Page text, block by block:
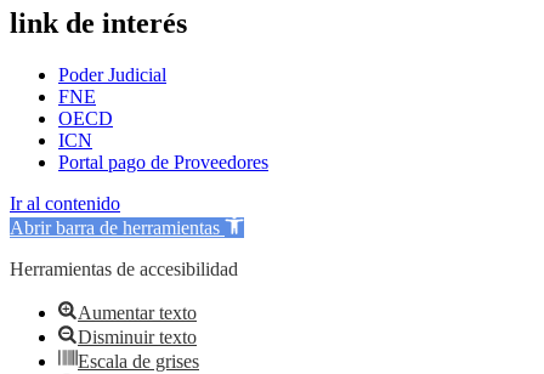
link de interés
Poder Judicial
FNE
OECD
ICN
Portal pago de Proveedores
Ir al contenido
Abrir barra de herramientas
Herramientas de accesibilidad
Aumentar texto
Disminuir texto
Escala de grises